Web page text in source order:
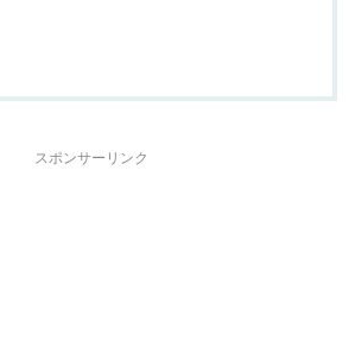
スポンサーリンク